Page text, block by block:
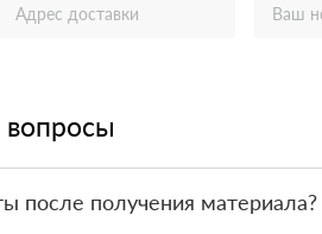
после получения материала?